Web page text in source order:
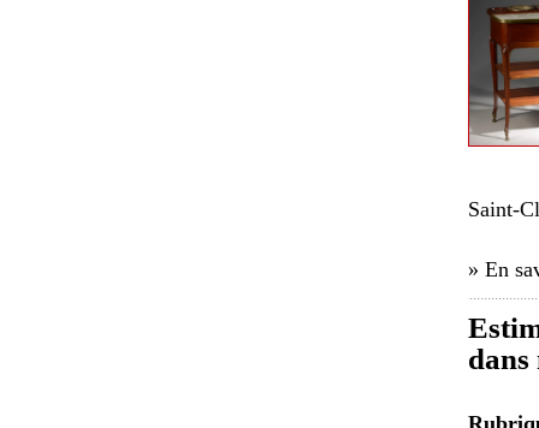
Saint-
» En
dans